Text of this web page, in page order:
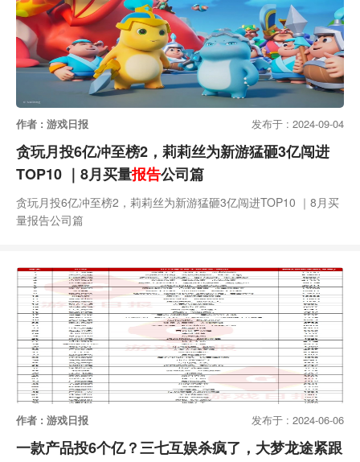
作者 : 游戏日报 发布于 : 2024-09-04
贪玩月投6亿冲至榜2，莉莉丝为新游猛砸3亿闯进
TOP10 ｜8月买量报告公司篇
贪玩月投6亿冲至榜2，莉莉丝为新游猛砸3亿闯进TOP10 ｜8月买
量报告公司篇
作者 : 游戏日报 发布于 : 2024-06-06
一款产品投6个亿？三七互娱杀疯了，大梦龙途紧跟